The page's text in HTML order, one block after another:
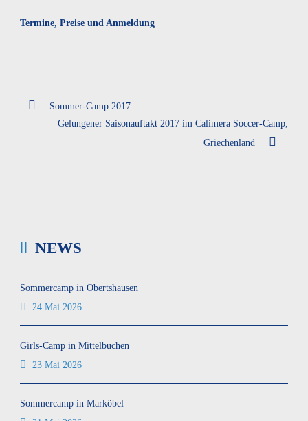
Termine, Preise und Anmeldung
Sommer-Camp 2017
Gelungener Saisonauftakt 2017 im Calimera Soccer-Camp,
Griechenland
NEWS
Sommercamp in Obertshausen
24 Mai 2026
Girls-Camp in Mittelbuchen
23 Mai 2026
Sommercamp in Marköbel